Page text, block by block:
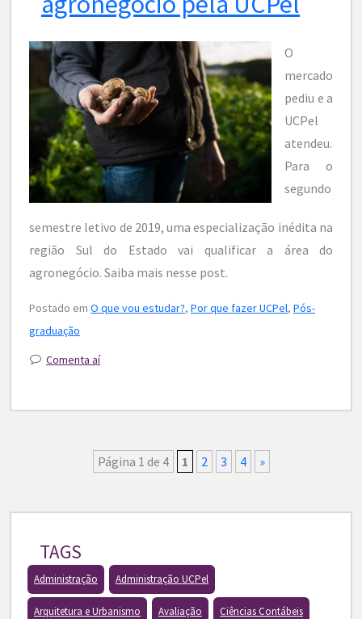
O
mercado
pediu e a
UCPel
atendeu.
Para o
segundo
semestre letivo de 2019, uma especialização inédita na
região Sul do Estado vai qualificar a área do
agronegócio. Saiba mais nesse post.
Postado em O que vou estudar?, Por que fazer UCPel, Pós-
graduação
Comenta aí
Página 1 de 4 1 2 3 4 »
TAGS
Administração Administração UCPel
Arquitetura e Urbanismo Avaliação Ciências Contábeis